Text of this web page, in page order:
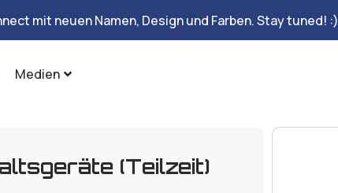
mit neuen Namen, Design und Farben. Stay tuned! :)
Medien
(Teilzeit)